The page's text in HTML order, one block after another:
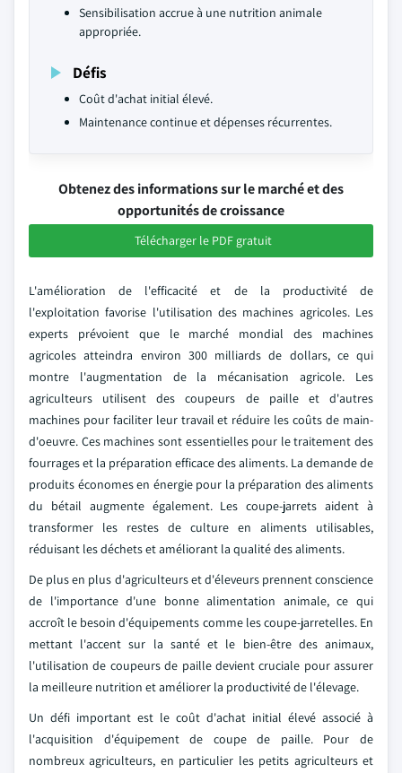
Sensibilisation accrue à une nutrition animale
appropriée.
Défis
Coût d'achat initial élevé.
Maintenance continue et dépenses récurrentes.
Obtenez des informations sur le marché et des
opportunités de croissance
Télécharger le PDF gratuit
L'amélioration de l'efficacité et de la productivité de
l'exploitation favorise l'utilisation des machines agricoles. Les
experts prévoient que le marché mondial des machines
agricoles atteindra environ 300 milliards de dollars, ce qui
montre l'augmentation de la mécanisation agricole. Les
agriculteurs utilisent des coupeurs de paille et d'autres
machines pour faciliter leur travail et réduire les coûts de main-
d'oeuvre. Ces machines sont essentielles pour le traitement des
fourrages et la préparation efficace des aliments. La demande de
produits économes en énergie pour la préparation des aliments
du bétail augmente également. Les coupe-jarrets aident à
transformer les restes de culture en aliments utilisables,
réduisant les déchets et améliorant la qualité des aliments.
De plus en plus d'agriculteurs et d'éleveurs prennent conscience
de l'importance d'une bonne alimentation animale, ce qui
accroît le besoin d'équipements comme les coupe-jarretelles. En
mettant l'accent sur la santé et le bien-être des animaux,
l'utilisation de coupeurs de paille devient cruciale pour assurer
la meilleure nutrition et améliorer la productivité de l'élevage.
Un défi important est le coût d'achat initial élevé associé à
l'acquisition d'équipement de coupe de paille. Pour de
nombreux agriculteurs, en particulier les petits agriculteurs et